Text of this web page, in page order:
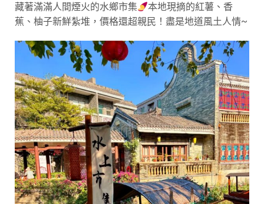
藏著滿滿人間煙火的水鄉市集
本地現摘的紅薯、香
蕉、柚子新鮮紮堆，價格還超親民！盡是地道風土人情~